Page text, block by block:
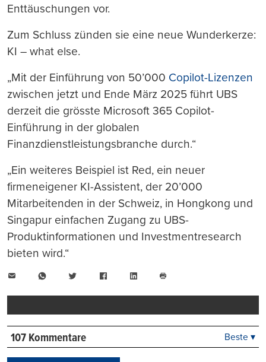
Enttäuschungen vor.
Zum Schluss zünden sie eine neue Wunderkerze:
KI – what else.
„Mit der Einführung von 50’000 Copilot-Lizenzen
zwischen jetzt und Ende März 2025 führt UBS
derzeit die grösste Microsoft 365 Copilot-
Einführung in der globalen
Finanzdienstleistungsbranche durch.“
„Ein weiteres Beispiel ist Red, ein neuer
firmeneigener KI-Assistent, der 20’000
Mitarbeitenden in der Schweiz, in Hongkong und
Singapur einfachen Zugang zu UBS-
Produktinformationen und Investmentresearch
bieten wird.“
WhatsAppTwitter FacebookLinkedIn
drucken
107 Kommentare Beste ▾